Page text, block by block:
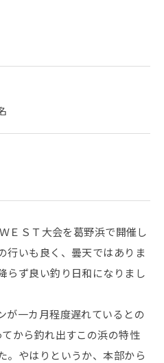
ＥＳＴ大会を葛野浜で開催し
行いも良く、曇天ではありま
らず良い釣り日和になりまし
が一カ月程度遅れているとの
から釣れ出すこの浜の特性
。やはりというか、本部から